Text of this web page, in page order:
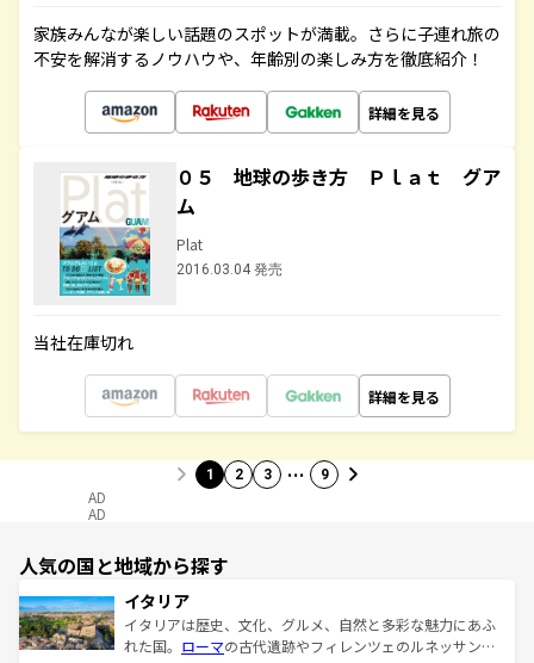
家族みんなが楽しい話題のスポットが満載。さらに子連れ旅の
不安を解消するノウハウや、年齢別の楽しみ方を徹底紹介！
詳細を見る
０５ 地球の歩き方 Ｐｌａｔ グア
ム
Plat
2016.03.04 発売
当社在庫切れ
詳細を見る
1 2 3 … 9
AD
AD
人気の国と地域から探す
イタリア
イタリアは歴史、文化、グルメ、自然と多彩な魅力にあふ
れた国。 ローマの古代遺跡やフィレンツェのルネッサンス